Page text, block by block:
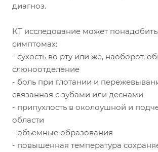
диагноз.
КТ исследование может
симптомах:
- сухость во рту или же, наоборот,
слюноотделение
- боль при глотании и
связанная с зубами или деснами
- припухлость в околоушной и
области
- объемные образования
- повышенная температура